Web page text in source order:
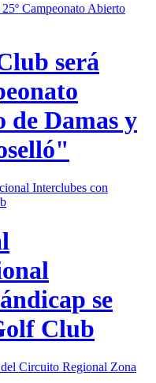
será
Damas y
se
Club